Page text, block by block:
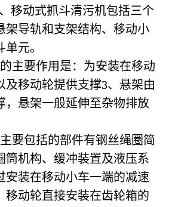
移动式抓斗清污机包括三个
架导轨和支架结构、移动小
元。
主要作用是：为安装在移动
及移动轮提供支撑3、悬架由
，悬架一般延伸至杂物排放
要包括的部件有钢丝绳圈简
筒机构、缓冲装置及液压系
安装在移动小车一端的减速
移动轮直接安装在齿轮箱的